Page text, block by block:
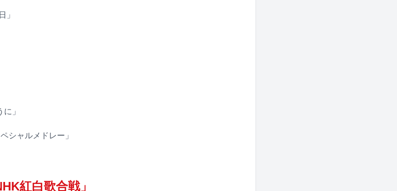
」
」
シャルメドレー」
紅白歌合戦」